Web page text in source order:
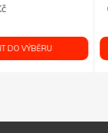
Cena od